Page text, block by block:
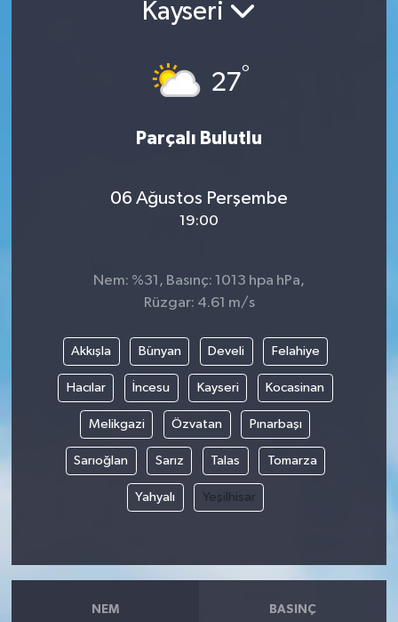
Kayseri
27°
Parçalı Bulutlu
06 Ağustos Perşembe
19:00
Nem: %31, Basınç: 1013 hpa hPa,
Rüzgar: 4.61 m/s
Akkışla Bünyan Develi Felahiye
Hacılar İncesu Kayseri Kocasinan
Melikgazi Özvatan Pınarbaşı
Sarıoğlan Sarız Talas Tomarza
Yahyalı Yeşilhisar
NEM BASINÇ
RÖPORTAJLAR
Yerel